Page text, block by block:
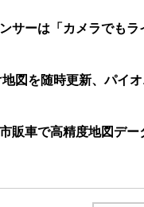
サーは「カメラでも
図を随時更新、パイ
販車で高精度地図デ